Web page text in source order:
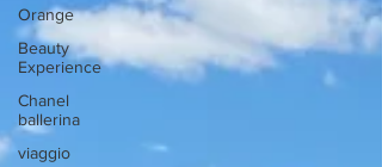
Orange
Beauty
Experience
Chanel
ballerina
viaggio